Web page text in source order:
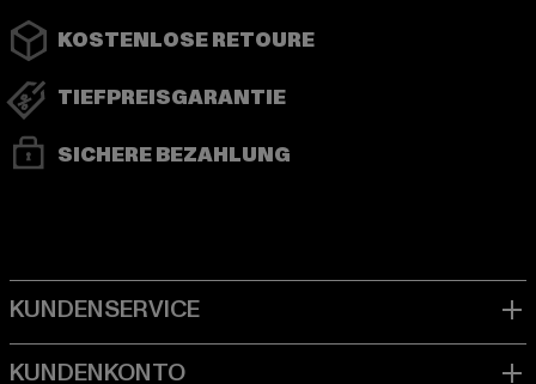
KOSTENLOSE RETOURE
TIEFPREISGARANTIE
SICHERE BEZAHLUNG